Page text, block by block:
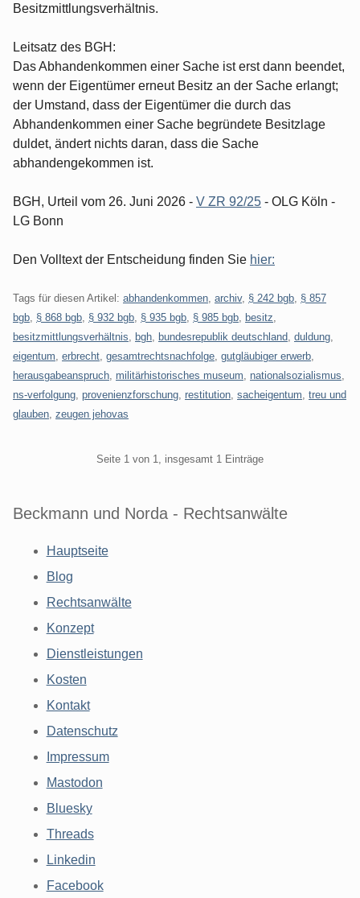
Besitzmittlungsverhältnis.
Leitsatz des BGH:
Das Abhandenkommen einer Sache ist erst dann beendet,
wenn der Eigentümer erneut Besitz an der Sache erlangt;
der Umstand, dass der Eigentümer die durch das
Abhandenkommen einer Sache begründete Besitzlage
duldet, ändert nichts daran, dass die Sache
abhandengekommen ist.
BGH, Urteil vom 26. Juni 2026 - V ZR 92/25 - OLG Köln -
LG Bonn
Den Volltext der Entscheidung finden Sie hier:
Tags für diesen Artikel: abhandenkommen archiv, § 242 bgb § 857
bgb § 868 bgb § 932 bgb § 935 bgb § 985 bgb besitz
besitzmittlungsverhältnis
bgh bundesrepublik deutschland duldung
eigentum erbrecht gesamtrechtsnachfolge gutgläubiger erwerb
herausgabeanspruch militärhistorisches museum nationalsozialismus
ns-verfolgung provenienzforschung restitution sacheigentum treu und
glauben zeugen jehovas
Seite 1 von 1, insgesamt 1 Einträge
Beckmann und Norda - Rechtsanwälte
Hauptseite
Blog
Rechtsanwälte
Konzept
Dienstleistungen
Kosten
Kontakt
Datenschutz
Impressum
Mastodon
Bluesky
Threads
Linkedin
Facebook